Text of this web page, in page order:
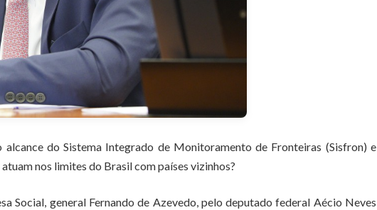
do Sistema Integrado de Monitoramento de Fronteiras (Sisfron) e
nos limites do Brasil com países vizinhos?
Social, general Fernando de Azevedo, pelo deputado federal Aécio Neves